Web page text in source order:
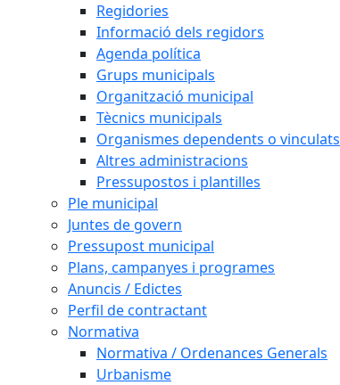
Regidories
Informació dels regidors
Agenda política
Grups municipals
Organització municipal
Tècnics municipals
Organismes dependents o vinculats
Altres administracions
Pressupostos i plantilles
Ple municipal
Juntes de govern
Pressupost municipal
Plans, campanyes i programes
Anuncis / Edictes
Perfil de contractant
Normativa
Normativa / Ordenances Generals
Urbanisme